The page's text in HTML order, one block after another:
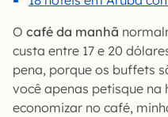
O café da manhã
custa entre 17 e 20
pena, porque os buffets
você apenas petisque na
economizar no café,